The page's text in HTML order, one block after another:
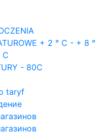
+ 2 ° C - + 8 °
C
- 80C
taryf